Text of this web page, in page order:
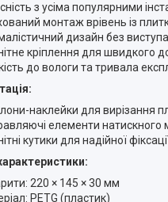
з усіма популярними
монтаж врівень із
дизайн без
кріплення для швидкого
до вологи та тривала
наклейки для вирізання
елементи натискного
кутики для надійної
220 × 145 × 30 мм
PETG (пластик)